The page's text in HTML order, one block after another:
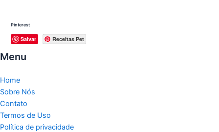
Pinterest
Salvar Receitas Pet
Menu
Home
Sobre Nós
Contato
Termos de Uso
Política de privacidade